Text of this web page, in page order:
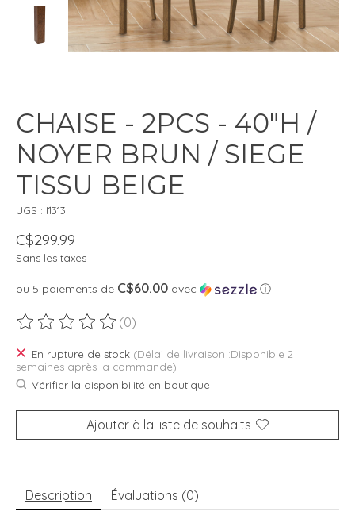
CHAISE - 2PCS - 40"H /
NOYER BRUN / SIEGE
TISSU BEIGE
UGS : I1313
C$299.99
Sans les taxes
ou 5 paiements de C$60.00 avec ⓘ
Ce produit est évalué à
(0)
En rupture de stock (Délai de livraison :Disponible 2
semaines après la commande)
Vérifier la disponibilité en boutique
Ajouter à la liste de souhaits
Description Évaluations (0)